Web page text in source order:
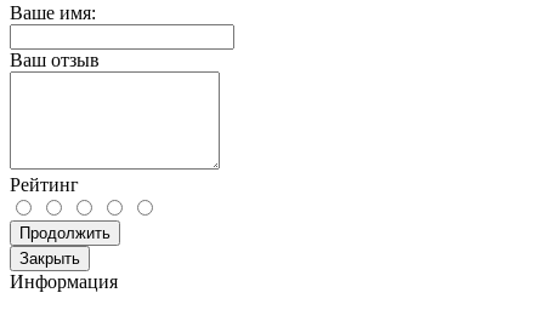
Ваше имя:
Ваш отзыв
Рейтинг
Продолжить
Закрыть
Информация